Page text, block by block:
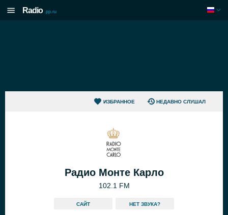
Radio .pp.ru
ИЗБРАННОЕ НЕДАВНО СЛУШАЛ
Радио Монте Карло
102.1 FM
САЙТ HЕТ ЗВУКА?